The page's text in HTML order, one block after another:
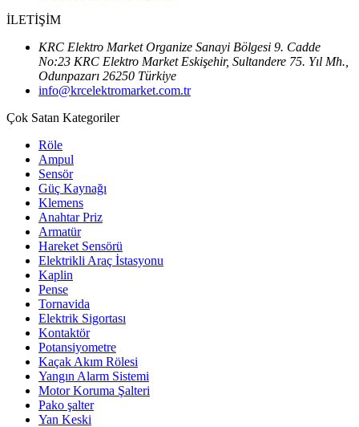
İLETİŞİM
KRC Elektro Market Organize Sanayi Bölgesi 9. Cadde
No:23 KRC Elektro Market Eskişehir, Sultandere 75. Yıl Mh.,
Odunpazarı 26250 Türkiye
info@krcelektromarket.com.tr
Çok Satan Kategoriler
Röle
Ampul
Sensör
Güç Kaynağı
Klemens
Anahtar Priz
Armatür
Hareket Sensörü
Elektrikli Araç İstasyonu
Kaplin
Pense
Tornavida
Elektrik Sigortası
Kontaktör
Potansiyometre
Kaçak Akım Rölesi
Yangın Alarm Sistemi
Motor Koruma Şalteri
Pako şalter
Yan Keski